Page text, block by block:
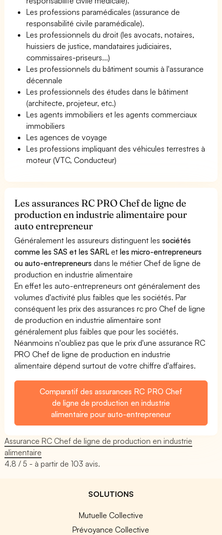
Les professions paramédicales (assurance de
responsabilité civile paramédicale).
Les professionnels du droit (les avocats, notaires,
huissiers de justice, mandataires judiciaires,
commissaires-priseurs...)
Les professionnels du bâtiment soumis à l'assurance
décennale
Les professionnels des études dans le bâtiment
(architecte, projeteur, etc.)
Les agents immobiliers et les agents commerciaux
immobiliers
Les agences de voyage
Les professions impliquant des véhicules terrestres à
moteur (VTC, Conducteur)
Les assurances RC PRO Chef de ligne de
production en industrie alimentaire pour
auto entrepreneur
Généralement les assureurs distinguent lessociétés
comme les SAS et les SARL etles micro-entrepreneurs
ou auto-entrepreneurs dans le métier Chef de ligne de
production en industrie alimentaire
En effet les auto-entrepreneurs ont généralement des
volumes d'activité plus faibles que les sociétés. Par
conséquent les prix des assurances rc pro Chef de ligne
de production en industrie alimentaire sont
généralement plus faibles que pour les sociétés.
Néanmoins n'oubliez pas que le prix d'une assurance RC
PRO Chef de ligne de production en industrie
alimentaire dépend surtout de votre chiffre d'affaires.
Comparatif des assurances RC PRO Chef
de ligne de production en industrie
alimentaire pour auto-entrepreneur
Assurance RC Chef de ligne de production en industrie
alimentaire
4.8 / 5 - à partir de103 avis.
SOLUTIONS
Mutuelle Collective
Prévoyance Collective